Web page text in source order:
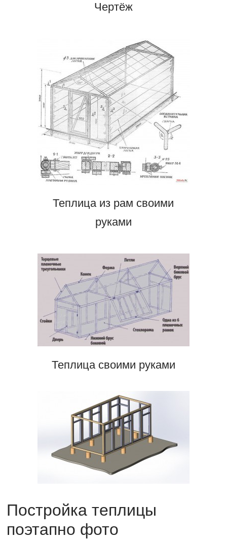
Чертёж
Теплица из рам своими
руками
Теплица своими руками
Постройка теплицы
поэтапно фото